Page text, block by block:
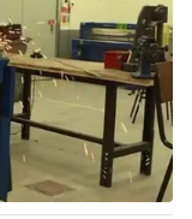
số 483/GP-BTTTT